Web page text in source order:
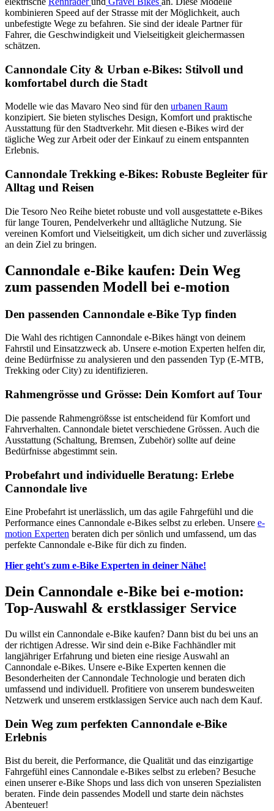
kombinieren Speed auf der Strasse mit der Möglichkeit, auch
unbefestigte Wege zu befahren. Sie sind der ideale Partner für
Fahrer, die Geschwindigkeit und Vielseitigkeit gleichermassen
schätzen.
Cannondale City & Urban e-Bikes: Stilvoll und
komfortabel durch die Stadt
Modelle wie das Mavaro Neo sind für den urbanen Raum
konzipiert. Sie bieten stylisches Design, Komfort und praktische
Ausstattung für den Stadtverkehr. Mit diesen e-Bikes wird der
tägliche Weg zur Arbeit oder der Einkauf zu einem entspannten
Erlebnis.
Cannondale Trekking e-Bikes: Robuste Begleiter für
Alltag und Reisen
Die Tesoro Neo Reihe bietet robuste und voll ausgestattete e-Bikes
für lange Touren, Pendelverkehr und alltägliche Nutzung. Sie
vereinen Komfort und Vielseitigkeit, um dich sicher und zuverlässig
an dein Ziel zu bringen.
Cannondale e-Bike kaufen: Dein Weg
zum passenden Modell bei e-motion
Den passenden Cannondale e-Bike Typ finden
Die Wahl des richtigen Cannondale e-Bikes hängt von deinem
Fahrstil und Einsatzzweck ab. Unsere e-motion Experten helfen dir,
deine Bedürfnisse zu analysieren und den passenden Typ (E-MTB,
Trekking oder City) zu identifizieren.
Rahmengrösse und Grösse: Dein Komfort auf Tour
Die passende Rahmengrößsse ist entscheidend für Komfort und
Fahrverhalten. Cannondale bietet verschiedene Grössen. Auch die
Ausstattung (Schaltung, Bremsen, Zubehör) sollte auf deine
Bedürfnisse abgestimmt sein.
Probefahrt und individuelle Beratung: Erlebe
Cannondale live
Eine Probefahrt ist unerlässlich, um das agile Fahrgefühl und die
Performance eines Cannondale e-Bikes selbst zu erleben. Unsere e-
motion Experten beraten dich per sönlich und umfassend, um das
perfekte Cannondale e-Bike für dich zu finden.
Hier geht's zum e-Bike Experten in deiner Nähe!
Dein Cannondale e-Bike bei e-motion:
Top-Auswahl & erstklassiger Service
Du willst ein Cannondale e-Bike kaufen? Dann bist du bei uns an
der richtigen Adresse. Wir sind dein e-Bike Fachhändler mit
langjähriger Erfahrung und bieten eine riesige Auswahl an
Cannondale e-Bikes. Unsere e-Bike Experten kennen die
Besonderheiten der Cannondale Technologie und beraten dich
umfassend und individuell. Profitiere von unserem bundesweiten
Netzwerk und unserem erstklassigen Service auch nach dem Kauf.
Dein Weg zum perfekten Cannondale e-Bike
Erlebnis
Bist du bereit, die Performance, die Qualität und das einzigartige
Fahrgefühl eines Cannondale e-Bikes selbst zu erleben? Besuche
einen unserer e-Bike Shops und lass dich von unseren Spezialisten
beraten. Finde dein passendes Modell und starte dein nächstes
Abenteuer!